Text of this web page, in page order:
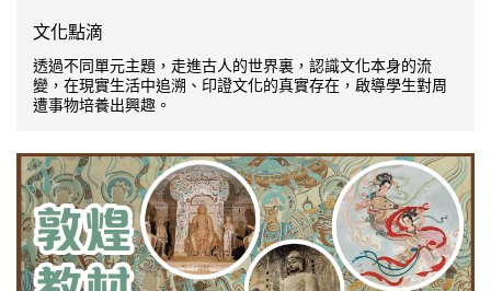
文化點滴
透過不同單元主題，走進古人的世界裏，認識文化本身的流
變，在現實生活中追溯、印證文化的真實存在，啟導學生對周
遭事物培養出興趣。